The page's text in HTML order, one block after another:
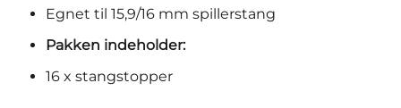
Egnet til 15,9/16 mm spillerstang
Pakken indeholder:
16 x stangstopper